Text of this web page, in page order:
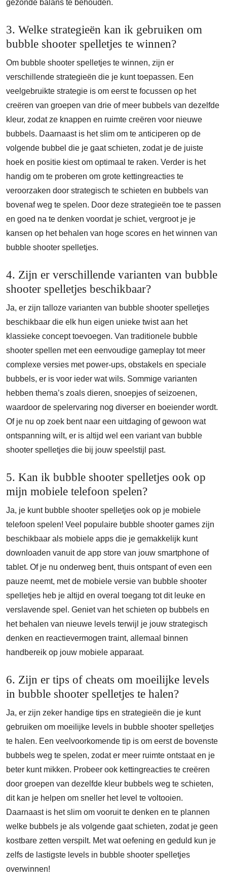
gezonde balans te behouden.
3. Welke strategieën kan ik gebruiken om
bubble shooter spelletjes te winnen?
Om bubble shooter spelletjes te winnen, zijn er
verschillende strategieën die je kunt toepassen. Een
veelgebruikte strategie is om eerst te focussen op het
creëren van groepen van drie of meer bubbels van dezelfde
kleur, zodat ze knappen en ruimte creëren voor nieuwe
bubbels. Daarnaast is het slim om te anticiperen op de
volgende bubbel die je gaat schieten, zodat je de juiste
hoek en positie kiest om optimaal te raken. Verder is het
handig om te proberen om grote kettingreacties te
veroorzaken door strategisch te schieten en bubbels van
bovenaf weg te spelen. Door deze strategieën toe te passen
en goed na te denken voordat je schiet, vergroot je je
kansen op het behalen van hoge scores en het winnen van
bubble shooter spelletjes.
4. Zijn er verschillende varianten van bubble
shooter spelletjes beschikbaar?
Ja, er zijn talloze varianten van bubble shooter spelletjes
beschikbaar die elk hun eigen unieke twist aan het
klassieke concept toevoegen. Van traditionele bubble
shooter spellen met een eenvoudige gameplay tot meer
complexe versies met power-ups, obstakels en speciale
bubbels, er is voor ieder wat wils. Sommige varianten
hebben thema’s zoals dieren, snoepjes of seizoenen,
waardoor de spelervaring nog diverser en boeiender wordt.
Of je nu op zoek bent naar een uitdaging of gewoon wat
ontspanning wilt, er is altijd wel een variant van bubble
shooter spelletjes die bij jouw speelstijl past.
5. Kan ik bubble shooter spelletjes ook op
mijn mobiele telefoon spelen?
Ja, je kunt bubble shooter spelletjes ook op je mobiele
telefoon spelen! Veel populaire bubble shooter games zijn
beschikbaar als mobiele apps die je gemakkelijk kunt
downloaden vanuit de app store van jouw smartphone of
tablet. Of je nu onderweg bent, thuis ontspant of even een
pauze neemt, met de mobiele versie van bubble shooter
spelletjes heb je altijd en overal toegang tot dit leuke en
verslavende spel. Geniet van het schieten op bubbels en
het behalen van nieuwe levels terwijl je jouw strategisch
denken en reactievermogen traint, allemaal binnen
handbereik op jouw mobiele apparaat.
6. Zijn er tips of cheats om moeilijke levels
in bubble shooter spelletjes te halen?
Ja, er zijn zeker handige tips en strategieën die je kunt
gebruiken om moeilijke levels in bubble shooter spelletjes
te halen. Een veelvoorkomende tip is om eerst de bovenste
bubbels weg te spelen, zodat er meer ruimte ontstaat en je
beter kunt mikken. Probeer ook kettingreacties te creëren
door groepen van dezelfde kleur bubbels weg te schieten,
dit kan je helpen om sneller het level te voltooien.
Daarnaast is het slim om vooruit te denken en te plannen
welke bubbels je als volgende gaat schieten, zodat je geen
kostbare zetten verspilt. Met wat oefening en geduld kun je
zelfs de lastigste levels in bubble shooter spelletjes
overwinnen!